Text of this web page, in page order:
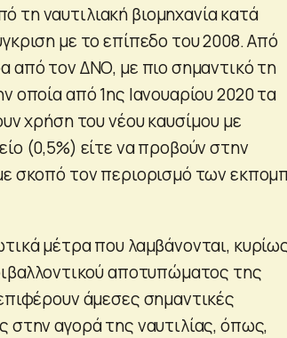
ναυτιλιακή βιομηχανία κατά
με το επίπεδο του 2008. Από
από τον ΔΝΟ, με πιο σημαντικό τη
οποία από 1ης Ιανουαρίου 2020 τα
χρήση του νέου καυσίμου με
(0,5%) είτε να προβούν στην
σκοπό τον περιορισμό των
μέτρα που λαμβάνονται,
αποτυπώματος της
άμεσες σημαντικές
στην αγορά της ναυτιλίας, όπως,